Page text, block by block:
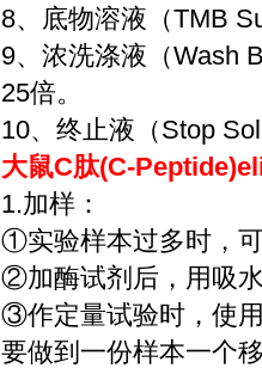
8、底物溶液（TMB
9、浓洗涤液（Wash
25倍。
10、终止液（Stop
大鼠C肽(C-
1.加样：
①实验样本过多时，
②加酶试剂后，用吸
③作定量试验时，使
要做到一份样本一个